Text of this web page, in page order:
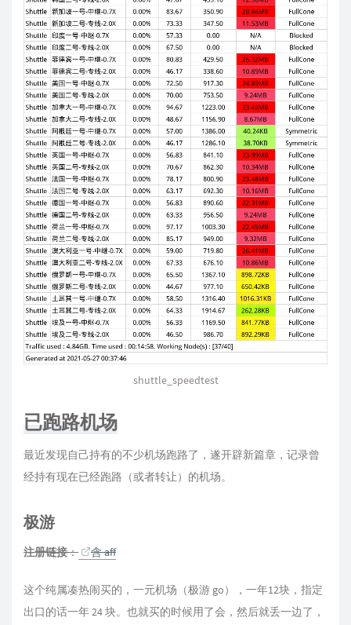
shuttle_speedtest
已跑路机场
最近发现自己持有的不少机场跑路了，遂开辟新篇章，记录曾
经持有现在已经跑路（或者转让）的机场。
极游
注册链接： 含 aff
这个纯属凑热闹买的，一元机场（极游 go），一年12块，指定
出口的话一年 24 块。也就买的时候用了会，然后就丢一边了，